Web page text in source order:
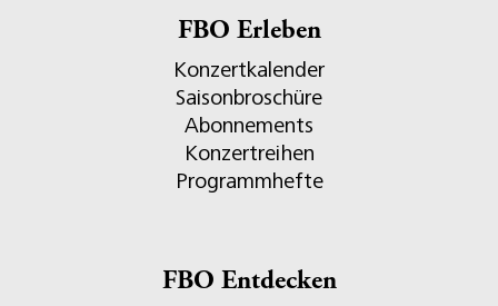
FBO Erleben
Konzertkalender
Saisonbroschüre
Abonnements
Konzertreihen
Programmhefte
FBO Entdecken